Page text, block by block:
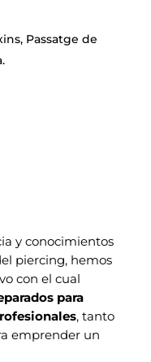
Passatge de
y conocimientos
piercing, hemos
con el cual
para
, tanto
emprender un